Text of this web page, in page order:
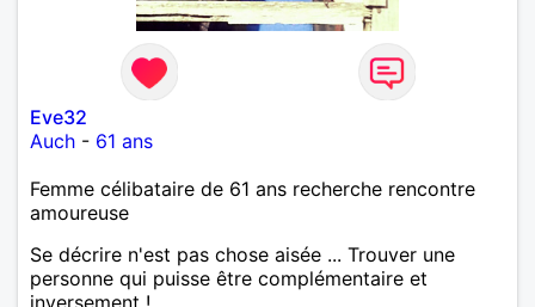
Eve32
Auch - 61 ans
Femme célibataire de 61 ans recherche rencontre
amoureuse
Se décrire n'est pas chose aisée ... Trouver une
personne qui puisse être complémentaire et
inversement !